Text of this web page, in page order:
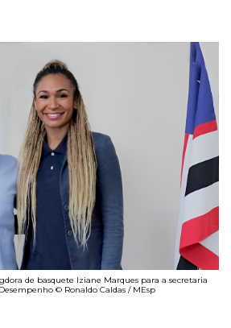
de basquete Iziane Marques para a secretaria
© Ronaldo Caldas / MEsp